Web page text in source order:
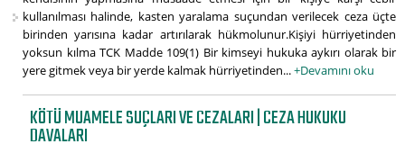
kullanılması halinde, kasten yaralama suçundan verilecek ceza üçte
birinden yarısına kadar artırılarak hükmolunur.Kişiyi hürriyetinden
yoksun kılma TCK Madde 109(1) Bir kimseyi hukuka aykırı olarak bir
yere gitmek veya bir yerde kalmak hürriyetinden...+Devamını oku
KÖTÜ MUAMELE SUÇLARI VE CEZALARI | CEZA HUKUKU
DAVALARI